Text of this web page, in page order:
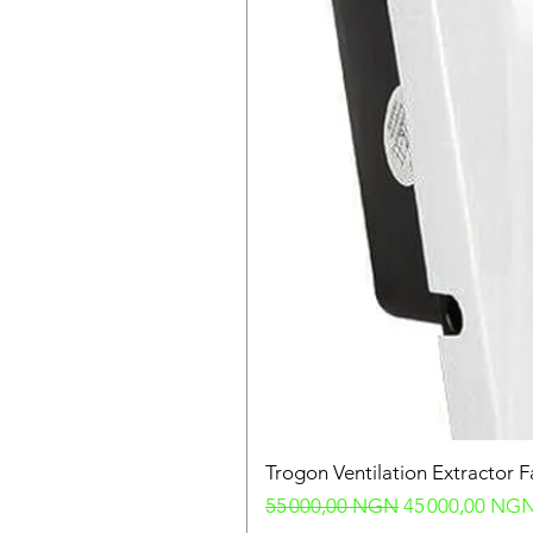
Trogon Ventilation Extractor
Prix original
55 000,00 NGN Prix
45 000,00